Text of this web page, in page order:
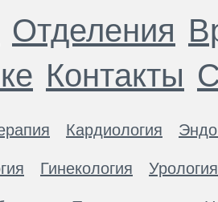
Отделения
Контакты
Кардиология
Гинекология Урология